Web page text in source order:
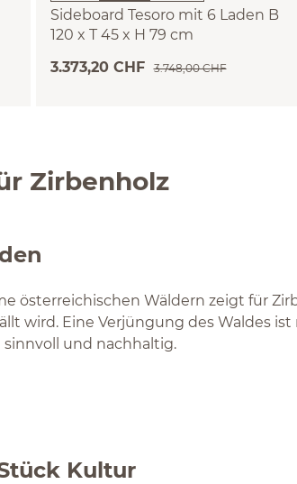
Sideboard Tesoro mit 6 Laden B
120 x T 45 x H 79 cm
3.373,20 CHF 3.748,00 CHF
Zirbenholz
österreichischen Wäldern zeigt für
wird. Eine Verjüngung des Waldes
und nachhaltig.
Kultur